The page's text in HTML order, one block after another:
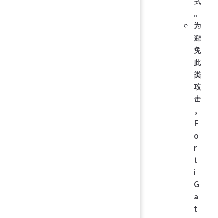
。
为
避
免
此
类
攻
击
，
F
o
r
t
i
G
a
t